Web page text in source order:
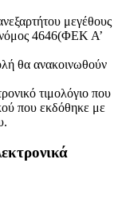
μεγέθους
νόμος 4646(ΦΕΚ Α’
θα ανακοινωθούν
τιμολόγιο που
που εκδόθηκε με